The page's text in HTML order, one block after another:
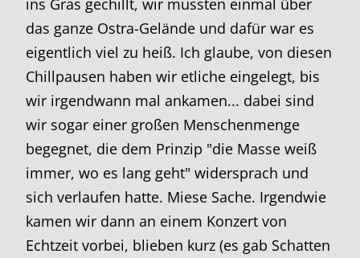
das ganze Ostra-Gelände und dafür war es
eigentlich viel zu heiß. Ich glaube, von diesen
Chillpausen haben wir etliche eingelegt, bis
wir irgendwann mal ankamen... dabei sind
wir sogar einer großen Menschenmenge
begegnet, die dem Prinzip "die Masse weiß
immer, wo es lang geht" widersprach und
sich verlaufen hatte. Miese Sache. Irgendwie
kamen wir dann an einem Konzert von
Echtzeit vorbei, blieben kurz (es gab Schatten